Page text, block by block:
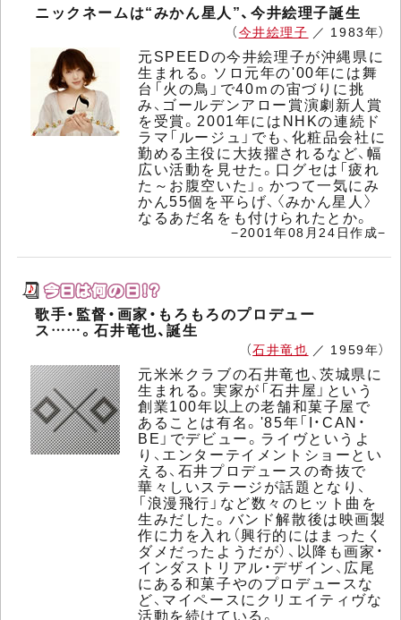
ニックネームは“みかん星人”、今井絵理子誕生
（今井絵理子 ／ 1983年）
元SPEEDの今井絵理子が沖縄県に
生まれる。ソロ元年の'00年には舞
台「火の鳥」で40ｍの宙づりに挑
み、ゴールデンアロー賞演劇新人賞
を受賞。2001年にはNHKの連続ド
ラマ「ルージュ」でも、化粧品会社に
勤める主役に大抜擢されるなど、幅
広い活動を見せた。口グセは「疲れ
た～お腹空いた」。かつて一気にみ
かん55個を平らげ、〈みかん星人〉
なるあだ名をも付けられたとか。
−2001年08月24日作成−
歌手・監督・画家・もろもろのプロデュー
ス……。石井竜也、誕生
（石井竜也 ／ 1959年）
元米米クラブの石井竜也、茨城県に
生まれる。実家が「石井屋」という
創業100年以上の老舗和菓子屋で
あることは有名。'85年「I・CAN・
BE」でデビュー。ライヴというよ
り、エンターテイメントショーとい
える、石井プロデュースの奇抜で
華々しいステージが話題となり、
「浪漫飛行」など数々のヒット曲を
生みだした。バンド解散後は映画製
作に力を入れ（興行的にはまったく
ダメだったようだが）、以降も画家・
インダストリアル・デザイン、広尾
にある和菓子やのプロデュースな
ど、マイペースにクリエイティヴな
活動を続けている。